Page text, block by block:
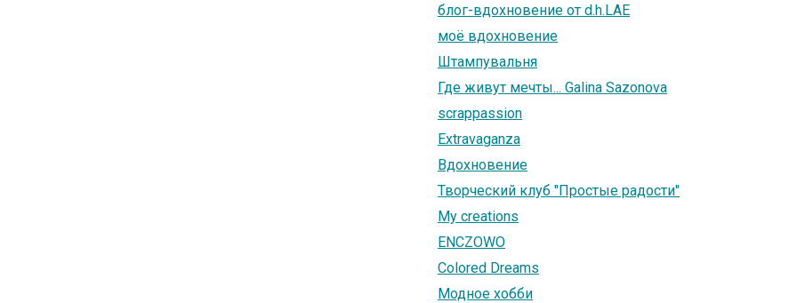
блог-вдохновение от d.h.LAE
моё вдохновение
Штампувальня
Где живут мечты... Galina Sazonova
scrappassion
Extravaganza
Вдохновение
Творческий клуб "Простые радости"
My creations
ENCZOWO
Colored Dreams
Модное хобби